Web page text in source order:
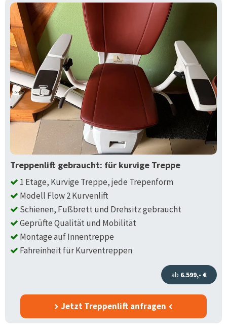
Treppenlift gebraucht: für kurvige Treppe
1 Etage, Kurvige Treppe, jede Trepenform
Modell Flow 2 Kurvenlift
Schienen, Fußbrett und Drehsitz gebraucht
Geprüfte Qualität und Mobilität
Montage auf Innentreppe
Fahreinheit für Kurventreppen
ab 6.599,- €
Jetzt Treppenlift anfragen